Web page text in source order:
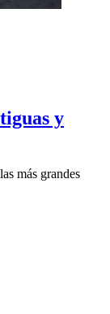
y
más grandes